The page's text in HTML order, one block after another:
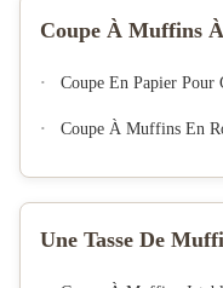
Coupe À Muffins
Coupe En Papier Pour Gâteaux
Coupe À Muffins En Rouleau Pour Gâteaux
Une Tasse De